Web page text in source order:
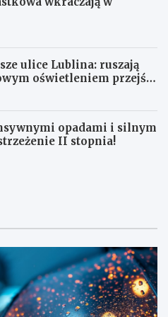
ulice Lublina: ruszają
oświetleniem przejść
opadami i silnym
II stopnia!